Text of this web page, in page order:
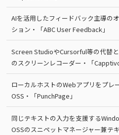
AIを活用したフィードバック主導の
ション・「ABC User Feedback」
Screen StudioやCursorful等の代替
のスクリーンレコーダー・「Capptivo
ローカルホストのWebアプリをプレ
OSS・「PunchPage」
同じテキストの入力を支援する
OSSのスニペットマネージャー兼テ